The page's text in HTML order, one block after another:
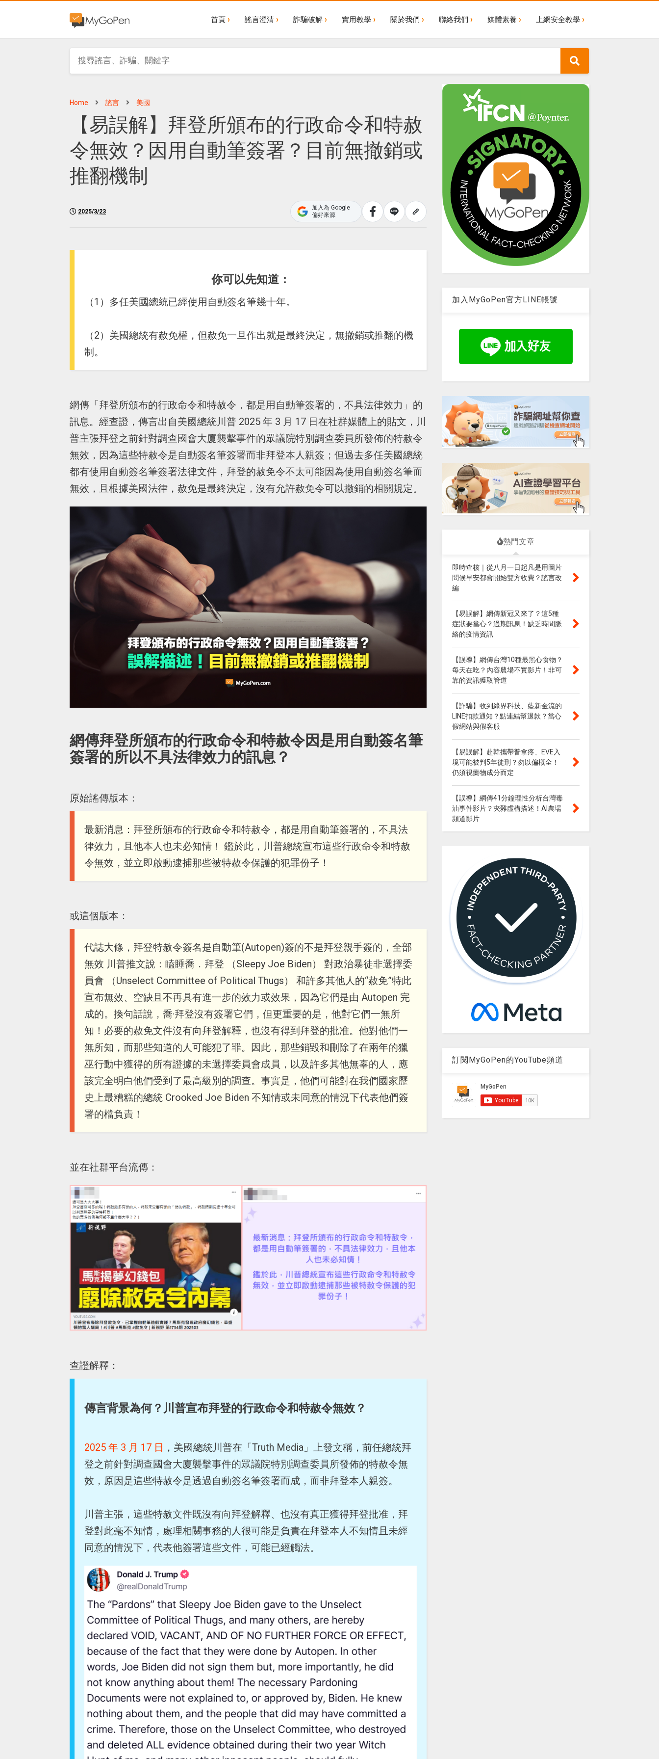
首頁 謠言澄清 詐騙破解 實用教學 關於我們 聯絡我們 媒體素養 上網安全教學
Home 謠言 美國
【易誤解】拜登所頒布的行政命令和特赦
令無效？因用自動筆簽署？目前無撤銷或
推翻機制
2025/3/23
加入為 Google
偏好來源
你可以先知道：
（1）多任美國總統已經使用自動簽名筆幾十年。
（2）美國總統有赦免權，但赦免一旦作出就是最終決定，無撤銷或推翻的機
制。
網傳「拜登所頒布的行政命令和特赦令，都是用自動筆簽署的，不具法律效力」的
訊息。經查證，傳言出自美國總統川普 2025 年 3 月 17 日在社群媒體上的貼文，川
普主張拜登之前針對調查國會大廈襲擊事件的眾議院特別調查委員所發佈的特赦令
無效，因為這些特赦令是自動簽名筆簽署而非拜登本人親簽；但過去多任美國總統
都有使用自動簽名筆簽署法律文件，拜登的赦免令不太可能因為使用自動簽名筆而
無效，且根據美國法律，赦免是最終決定，沒有允許赦免令可以撤銷的相關規定。
網傳拜登所頒布的行政命令和特赦令因是用自動簽名筆
簽署的所以不具法律效力的訊息？
原始謠傳版本：
最新消息：拜登所頒布的行政命令和特赦令，都是用自動筆簽署的，不具法
律效力，且他本人也未必知情！ 鑑於此，川普總統宣布這些行政命令和特赦
令無效，並立即啟動逮捕那些被特赦令保護的犯罪份子！
或這個版本：
代誌大條，拜登特赦令簽名是自動筆(Autopen)簽的不是拜登親手簽的，全部
無效 川普推文說：瞌睡喬．拜登 （Sleepy Joe Biden） 對政治暴徒非選擇委
員會 （Unselect Committee of Political Thugs） 和許多其他人的“赦免”特此
宣布無效、空缺且不再具有進一步的效力或效果，因為它們是由 Autopen 完
成的。換句話說，喬·拜登沒有簽署它們，但更重要的是，他對它們一無所
知！必要的赦免文件沒有向拜登解釋，也沒有得到拜登的批准。他對他們一
無所知，而那些知道的人可能犯了罪。因此，那些銷毀和刪除了在兩年的獵
巫行動中獲得的所有證據的未選擇委員會成員，以及許多其他無辜的人，應
該完全明白他們受到了最高級別的調查。事實是，他們可能對在我們國家歷
史上最糟糕的總統 Crooked Joe Biden 不知情或未同意的情況下代表他們簽
署的檔負責！
並在社群平台流傳：
查證解釋：
傳言背景為何？川普宣布拜登的行政命令和特赦令無效？
2025 年 3 月 17 日 ，美國總統川普在「Truth Media」上發文稱，前任總統拜
登之前針對調查國會大廈襲擊事件的眾議院特別調查委員所發佈的特赦令無
效，原因是這些特赦令是透過自動簽名筆簽署而成，而非拜登本人親簽。
川普主張，這些特赦文件既沒有向拜登解釋、也沒有真正獲得拜登批准，拜
登對此毫不知情，處理相關事務的人很可能是負責在拜登本人不知情且未經
同意的情況下，代表他簽署這些文件，可能已經觸法。
加入MyGoPen官方LINE帳號
熱門文章
即時查核｜從八月一日起凡是用圖片
問候早安都會開始雙方收費？謠言改
編
【易誤解】網傳新冠又來了？這5種
症狀要當心？過期訊息！缺乏時間脈
絡的疫情資訊
【誤導】網傳台灣10種最黑心食物？
每天在吃？內容農場不實影片！非可
靠的資訊獲取管道
【詐騙】收到綠界科技、藍新金流的
LINE扣款通知？點連結幫退款？當心
假網站與假客服
【易誤解】赴韓攜帶普拿疼、EVE入
境可能被判5年徒刑？勿以偏概全！
仍須視藥物成分而定
【誤導】網傳41分鐘理性分析台灣毒
油事件影片？夾雜虛構描述！AI農場
頻道影片
訂閱MyGoPen的YouTube頻道